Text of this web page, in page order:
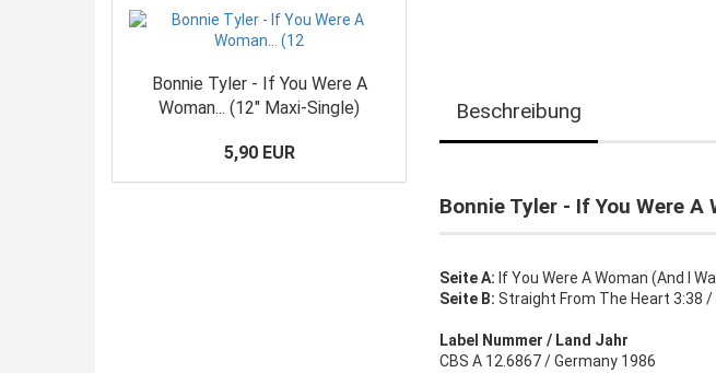
Beschreibung
Bonnie Tyler - If You Were A
Seite A: If You Were A Woman (And I
Seite B: Straight From The Heart 3:38 /
Label Nummer / Land Jahr
CBS A 12.6867 / Germany 1986
Bonnie Tyler - If You Were A
Woman... (12" Maxi-Single)
5,90 EUR